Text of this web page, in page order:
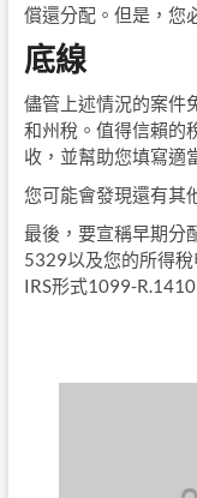
償還分配。但是，您
底線
儘管上述情況的案件
和州稅。值得信賴的
收，並幫助您填寫適
您可能會發現還有其
最後，要宣稱早期分
5329以及您的所得
IRS形式1099-R.1410